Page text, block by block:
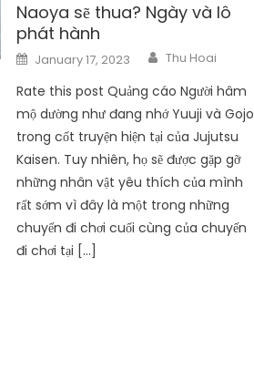
Naoya sẽ thua? Ngày và lô
phát hành
Posted
on
January 17, 2023 Author
Thu Hoai
Rate this post Quảng cáo Người hâm
mộ dường như đang nhớ Yuuji và Gojo
trong cốt truyện hiện tại của Jujutsu
Kaisen. Tuy nhiên, họ sẽ được gặp gỡ
những nhân vật yêu thích của mình
rất sớm vì đây là một trong những
chuyến đi chơi cuối cùng của chuyến
đi chơi tại […]